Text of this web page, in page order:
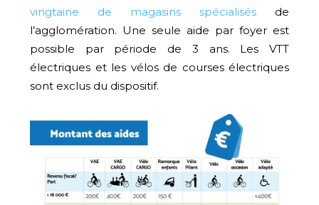
vingtaine de magasins spécialisés de
l’agglomération. Une seule aide par foyer est
possible par période de 3 ans. Les VTT
électriques et les vélos de courses électriques
sont exclus du dispositif.